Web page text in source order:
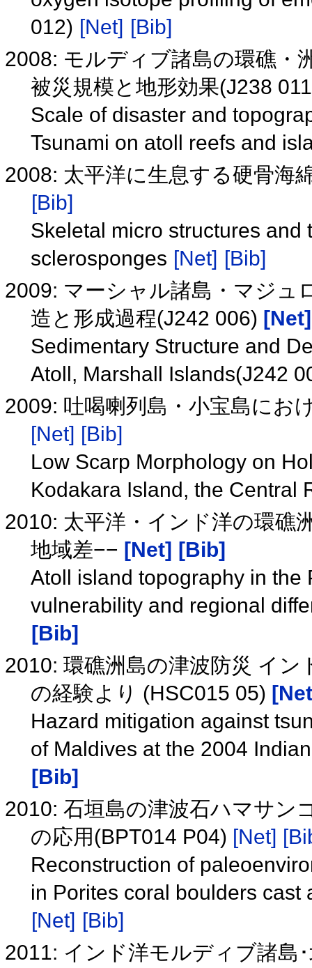
012) [Net] [Bib]
2008: モルディブ諸島の環礁・
被災規模と地形効果(J238
Scale of disaster and
Tsunami on atoll reefs and
2008: 太平洋に生息する硬骨海
[Bib]
Skeletal micro structures
sclerosponges [Net] [Bib]
2009: マーシャル諸島・マジュ
造と形成過程(J242 006) [Net]
Sedimentary Structure and
Atoll, Marshall Islands(J242
2009: 吐喝喇列島・小宝島にお
[Net] [Bib]
Low Scarp Morphology on
Kodakara Island, the Central
2010: 太平洋・インド洋の環礁
地域差−− [Net] [Bib]
Atoll island topography in the
vulnerability and regional
[Bib]
2010: 環礁洲島の津波防災 イ
の経験より (HSC015 05)
Hazard mitigation against
of Maldives at the 2004
[Bib]
2010: 石垣島の津波石ハマサン
の応用(BPT014 P04) [Net]
Reconstruction of
in Porites coral boulders
[Net] [Bib]
2011: インド洋モルディブ諸島